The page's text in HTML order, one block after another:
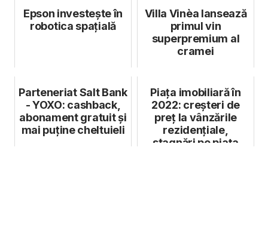
Epson investește în
robotica spațială
Villa Vinèa lansează
primul vin
superpremium al
cramei
Parteneriat Salt Bank
- YOXO: cashback,
abonament gratuit și
mai puține cheltuieli
Piața imobiliară în
2022: creșteri de
preț la vânzările
rezidențiale,
stagnări pe piața